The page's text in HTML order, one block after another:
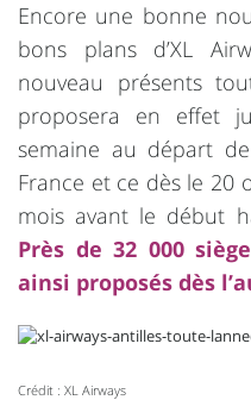
Encore une bonne
bons plans d’XL
nouveau présents
proposera en effet
semaine au départ
France et ce dès le 20
mois avant le début
Près de 32 000
ainsi proposés dès
Crédit : XL Airways